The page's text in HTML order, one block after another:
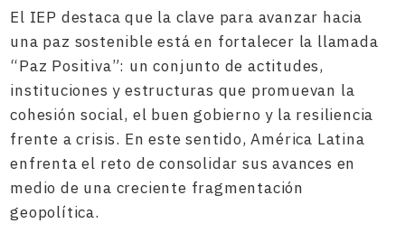
El IEP destaca que la clave para avanzar hacia
una paz sostenible está en fortalecer la llamada
“Paz Positiva”: un conjunto de actitudes,
instituciones y estructuras que promuevan la
cohesión social, el buen gobierno y la resiliencia
frente a crisis. En este sentido, América Latina
enfrenta el reto de consolidar sus avances en
medio de una creciente fragmentación
geopolítica.